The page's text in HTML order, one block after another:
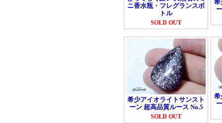
ニ香水瓶・フレグランスボ
トル
SOLD OUT
希
希少アイオライトサンスト
ーン 超高品質ルース No.5
SOLD OUT
希